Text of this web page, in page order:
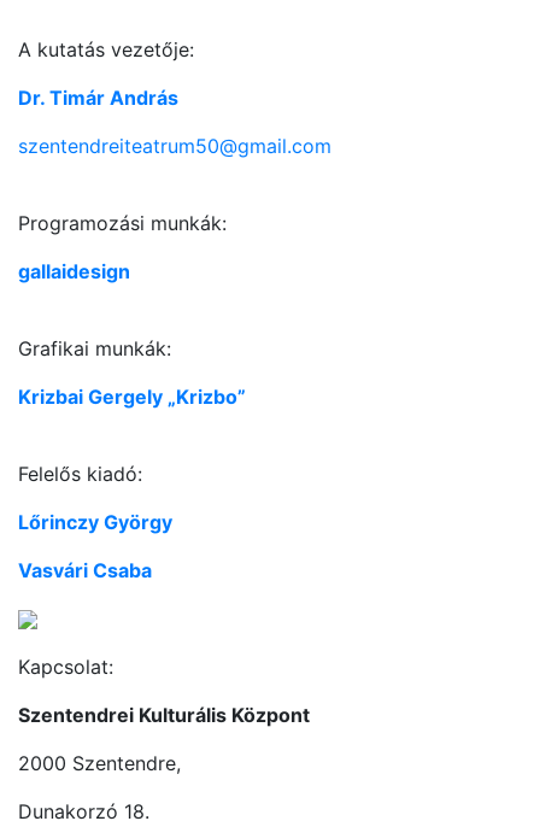
A kutatás vezetője:
Dr. Timár András
szentendreiteatrum50@gmail.com
Programozási munkák:
gallaidesign
Grafikai munkák:
Krizbai Gergely „Krizbo”
Felelős kiadó:
Lőrinczy György
Vasvári Csaba
Kapcsolat:
Szentendrei Kulturális Központ
2000 Szentendre,
Dunakorzó 18.